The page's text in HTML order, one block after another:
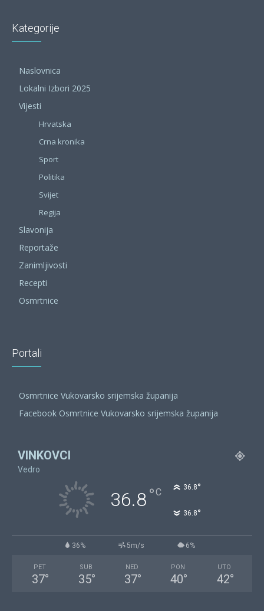
Kategorije
Naslovnica
Lokalni Izbori 2025
Vijesti
Hrvatska
Crna kronika
Sport
Politika
Svijet
Regija
Slavonija
Reportaže
Zanimljivosti
Recepti
Osmrtnice
Portali
Osmrtnice Vukovarsko srijemska županija
Facebook Osmrtnice Vukovarsko srijemska županija
VINKOVCI
Vedro
36.8°C 36.8°
36.8°
36% 5m/s 6%
PET
37°
SUB
35°
NED
37°
PON
40°
UTO
42°